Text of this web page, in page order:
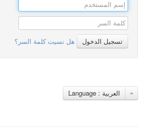
ﺗﺴﺠﻴﻞ اﻟﺪﺧﻮل هل نسيت كلمة السر؟
Language : العربية